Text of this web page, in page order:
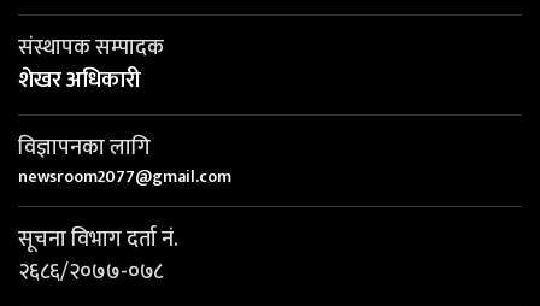
संस्थापक सम्पादक
शेखर अधिकारी
विज्ञापनका लागि
newsroom2077@gmail.com
सूचना विभाग दर्ता नं.
२६८६/२०७७-०७८